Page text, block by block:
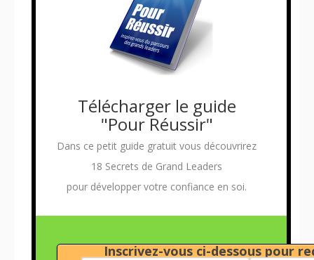
Télécharger le guide
"Pour Réussir"
Dans ce petit guide gratuit vous découvrirez
18 Secrets de Grand Leaders
pour développer votre confiance en soi.
Inscrivez-vous ci-dessous pour